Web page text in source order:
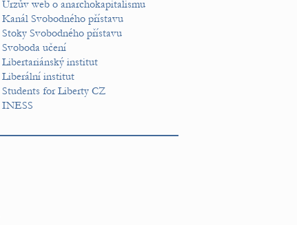
Urzův web o anarchokapitalismu
Kanál Svobodného přístavu
Stoky Svobodného přístavu
Svoboda učení
Libertariánský institut
Liberální institut
Students for Liberty CZ
INESS